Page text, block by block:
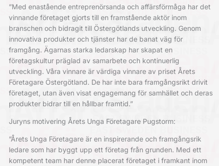
”Med enastående entreprenörsanda och affärsförmåga har det
vinnande företaget gjorts till en framstående aktör inom
branschen och bidragit till Östergötlands utveckling. Genom
innovativa produkter och tjänster har de banat väg för
framgång. Ägarnas starka ledarskap har skapat en
företagskultur präglad av samarbete och kontinuerlig
utveckling. Våra vinnare är värdiga vinnare av priset Årets
Företagare Östergötland. De har inte bara framgångsrikt drivit
företaget, utan även visat engagemang för samhället och deras
produkter bidrar till en hållbar framtid.”
Juryns motivering Årets Unga Företagare Pugstorm:
”Årets Unga Företagare är en inspirerande och framgångsrik
ledare som har byggt upp ett företag från grunden. Med ett
kompetent team har denne placerat företaget i framkant inom